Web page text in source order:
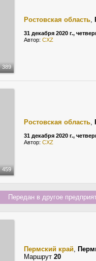
389
Ростовская область,
31 декабря 2020 г.,
Автор: CXZ
459
Ростовская область,
31 декабря 2020 г.,
Автор: CXZ
Передан в другое
Пермский край,
Маршрут 20